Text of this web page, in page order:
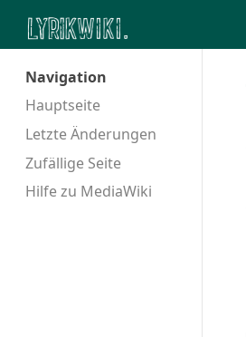
Navigation
Hauptseite
Letzte Änderungen
Zufällige Seite
Hilfe zu MediaWiki